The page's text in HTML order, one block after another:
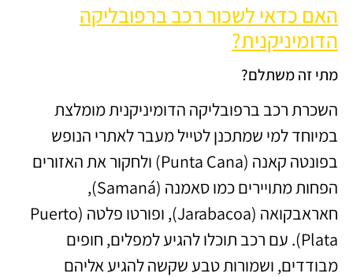
האם כדאי לשכור רכב ברפובליקה
הדומיניקנית?
מתי זה משתלם?
השכרת רכב ברפובליקה הדומיניקנית מומלצת
במיוחד למי שמתכנן לטייל מעבר לאתרי הנופש
בפונטה קאנה (Punta Cana) ולחקור את האזורים
הפחות מתויירים כמו סאמנה (Samaná),
חאראבקואה (Jarabacoa), ופורטו פלטה (Puerto
Plata). עם רכב תוכלו להגיע למפלים, חופים
מבודדים, ושמורות טבע שקשה להגיע אליהם